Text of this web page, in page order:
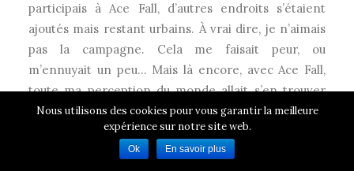
participais à Ace Fall, d’autres endroits s’étaient
ajoutés mais restant urbains. À vrai dire, je n’aimais
pas la campagne. Cela me faisait peur, ou
m’ennuyait un peu… Mais là encore, avec Ace Fall,
toute ma perception du monde allait s’en trouver
modifiée.
Je reconnus certains d’entre nous sur le quai de la
gare. Je pris soin de m’installer loin d’eux. C’était
Nous utilisons des cookies pour vous garantir la meilleure
expérience sur notre site web.
Ok En savoir plus